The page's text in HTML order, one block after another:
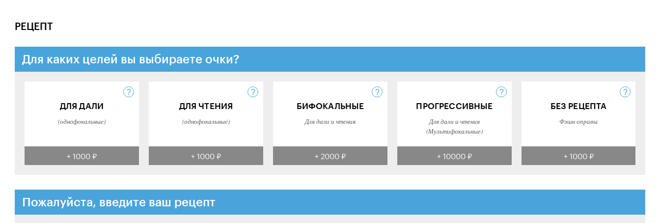
РЕЦЕПТ
Для каких целей вы выбираете очки?
ДЛЯ ДАЛИ
(однофокальные)
+ 1000 ₽
ДЛЯ ЧТЕНИЯ
(однофокальные)
+ 1000 ₽
БИФОКАЛЬНЫЕ
Для дали и чтения
+ 2000 ₽
ПРОГРЕССИВНЫЕ
Для дали и чтения
(Мультифокальные)
+ 10000 ₽
БЕЗ РЕЦЕПТА
Фэшн оправы
+ 1000 ₽
Пожалуйста, введите ваш рецепт